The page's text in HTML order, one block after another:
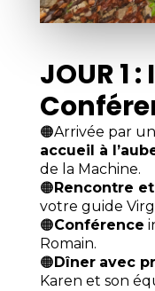
JOUR 1
🟠Arrivée par
accueil à
de la Machine.
🟠 Rencontre
votre guide
🟠Conférence
Romain.
🟠 Dîner avec
Karen et son